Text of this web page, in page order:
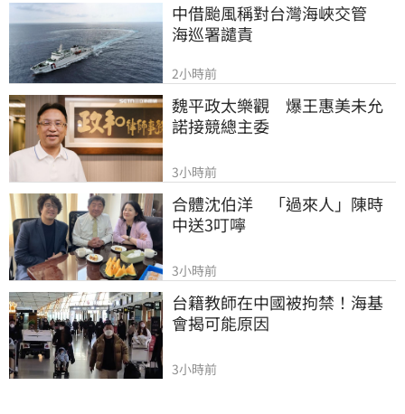
中借颱風稱對台灣海峽交管
海巡署譴責
2小時前
魏平政太樂觀　爆王惠美未允
諾接競總主委
3小時前
合體沈伯洋　「過來人」陳時
中送3叮嚀
3小時前
台籍教師在中國被拘禁！海基
會揭可能原因
3小時前